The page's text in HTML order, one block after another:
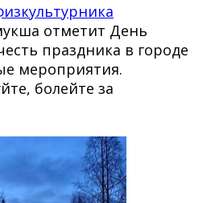
отметит День
праздника в городе
мероприятия.
болейте за